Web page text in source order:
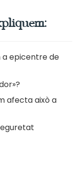
a epicentre de
afecta això a